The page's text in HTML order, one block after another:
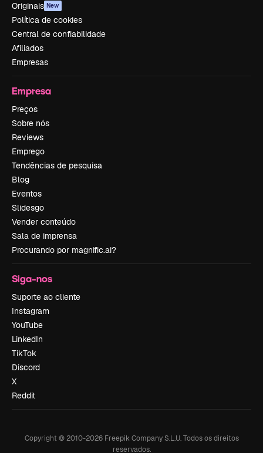
Originais New
Política de cookies
Central de confiabilidade
Afiliados
Empresas
Empresa
Preços
Sobre nós
Reviews
Emprego
Tendências de pesquisa
Blog
Eventos
Slidesgo
Vender conteúdo
Sala de imprensa
Procurando por magnific.ai?
Siga-nos
Suporte ao cliente
Instagram
YouTube
LinkedIn
TikTok
Discord
X
Reddit
Copyright © 2010-2026Freepik Company S.L.U. Todos os direitos
reservados.